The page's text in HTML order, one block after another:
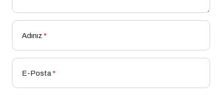
Adınız *
E-Posta*